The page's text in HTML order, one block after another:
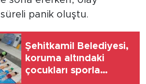
süreli panik oluştu.
Şehitkamil Belediyesi,
koruma altındaki
çocukları sporla